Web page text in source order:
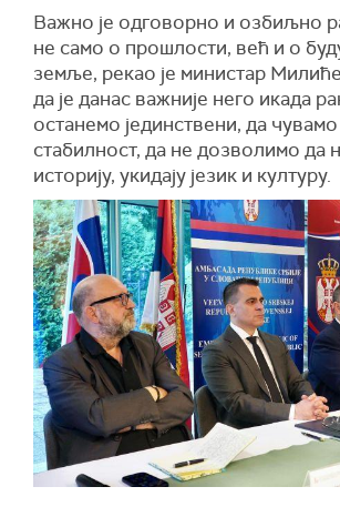
Важно је одговорно и озбиљно
не само о прошлости, већ и о
земље, рекао је министар
да је данас важније него икада
останемо јединствени, да
стабилност, да не дозволимо да
историју, укидају језик и културу.